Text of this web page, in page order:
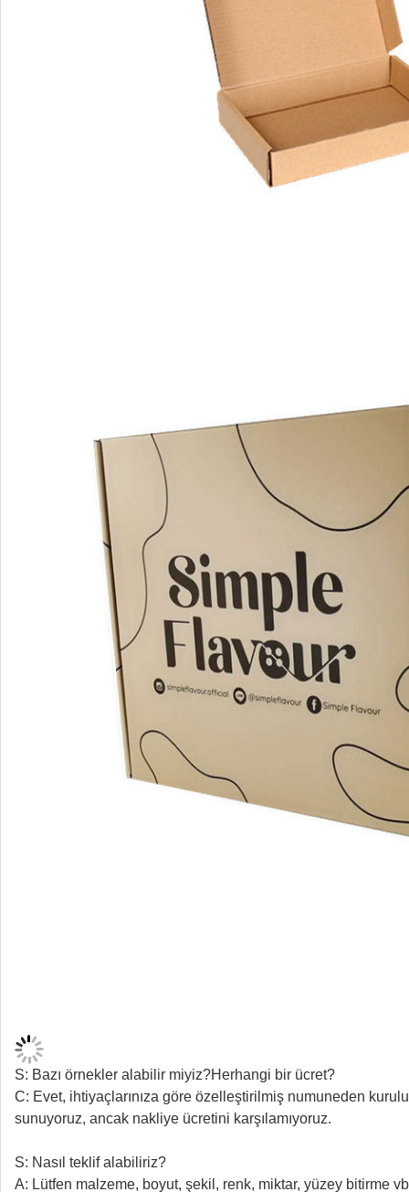
S: Bazı örnekler alabilir miyiz?Herhangi bir ücret?
C: Evet, ihtiyaçlarınıza göre özelleştirilmiş numuneden
sunuyoruz, ancak nakliye ücretini karşılamıyoruz.
S: Nasıl teklif alabiliriz?
A: Lütfen malzeme, boyut, şekil, renk, miktar, yüzey bitirme